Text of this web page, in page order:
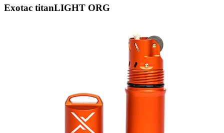
Exotac titanLIGHT ORG